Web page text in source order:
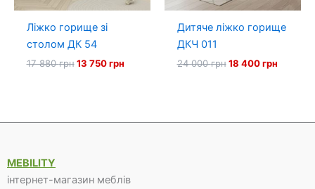
Ліжко горище зі
столом ДК 54
17 880грн Оригінальна
13 750грнПоточна
Дитяче ліжко горище
ДКЧ 011
24 000грн Оригінальна
18 400грн
MEBILITY
інтернет-магазин меблів